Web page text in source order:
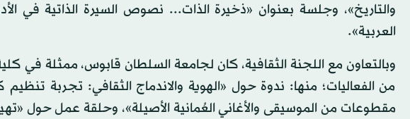
والتاريخ»، وجلسة بعنوان «ذخيرة الذات... نصوص السيرة الذاتية في
العربية».
وبالتعاون مع اللجنة الثقافية، كان لجامعة السلطان قابوس، ممثلة في
من الفعاليات؛ منها: ندوة حول «الهوية والاندماج الثقافي: تجربة
مقطوعات من الموسيقى والأغاني العُمانية الأصيلة»، وحلقة عمل حول